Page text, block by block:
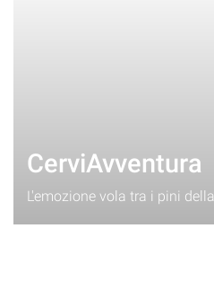
CerviAvventura
L'emozione vola tra i pini